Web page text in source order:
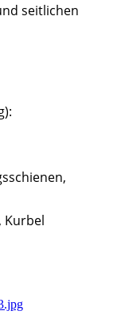
seitlichen
Kurbel